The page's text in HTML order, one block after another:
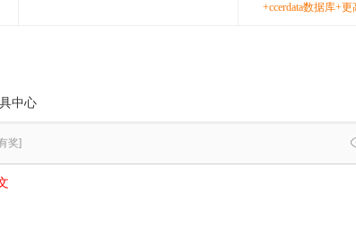
+ccerdata数据库+
中心
奖]